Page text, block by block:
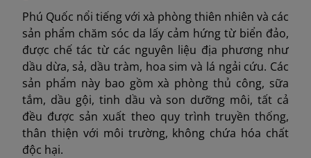
Phú Quốc nổi tiếng với xà phòng thiên nhiên và các
sản phẩm chăm sóc da lấy cảm hứng từ biển đảo,
được chế tác từ các nguyên liệu địa phương như
dầu dừa, sả, dầu tràm, hoa sim và lá ngải cứu. Các
sản phẩm này bao gồm xà phòng thủ công, sữa
tắm, dầu gội, tinh dầu và son dưỡng môi, tất cả
đều được sản xuất theo quy trình truyền thống,
thân thiện với môi trường, không chứa hóa chất
độc hại.